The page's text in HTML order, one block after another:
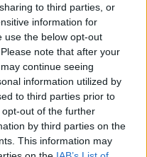
to third parties, or
information for
use the below opt-out
note that after your
continue seeing
information utilized by
to third parties prior to
out of the further
by third parties on the
This information may